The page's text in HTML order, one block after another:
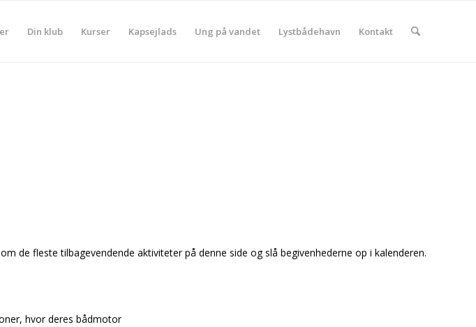
Din klub Kurser Kapsejlads Ung på vandet Lystbådehavn Kontakt
de fleste tilbagevendende aktiviteter på denne side og slå begivenhederne op i kalenderen.
hvor deres bådmotor